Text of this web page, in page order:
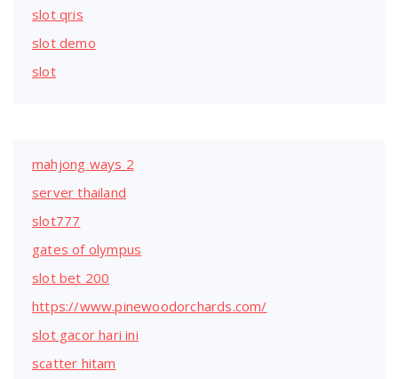
slot qris
slot demo
slot
mahjong ways 2
server thailand
slot777
gates of olympus
slot bet 200
https://www.pinewoodorchards.com/
slot gacor hari ini
scatter hitam